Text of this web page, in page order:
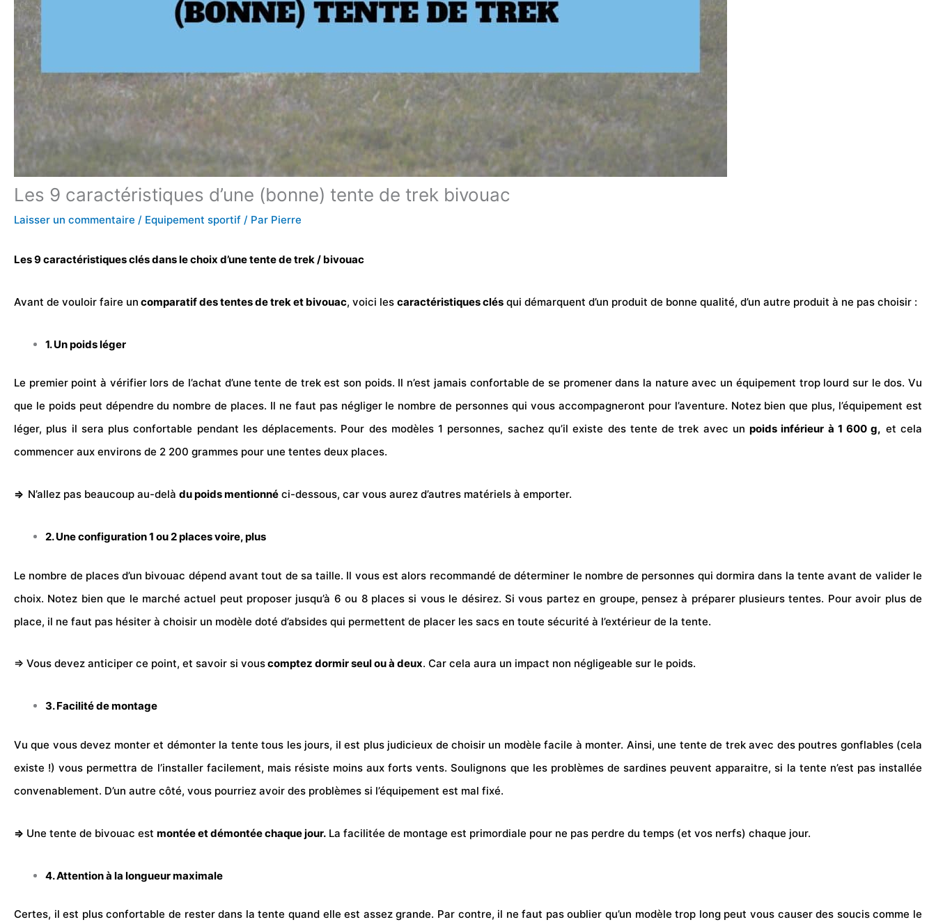
Les 9 caractéristiques d’une (bonne) tente de trek bivouac
Laisser un commentaire / Equipement sportif / Par Pierre
Les 9 caractéristiques clés dans le choix d’une tente de trek / bivouac
Avant de vouloir faire un comparatif des tentes detreket bivouac, voici les caractéristiques clés qui démarquent d’un produit de bonne qualité, d’un autre produit à ne pas choisir :
1. Un poids léger
Le premier point à vérifier lors de l’achat d’une tente de trek est son poids. Il n’est jamais confortable de se promener dans la nature avec un équipement trop lourd sur le dos. Vu
que le poids peut dépendre du nombre de places. Il ne faut pas négliger le nombre de personnes qui vous accompagneront pour l’aventure. Notez bien que plus, l’équipement est
léger, plus il sera plus confortable pendant les déplacements. Pour des modèles 1 personnes, sachez qu’il existe des tente de trek avec unpoids inférieur à 1 600 g, et cela
commencer aux environs de 2 200 grammes pour une tentes deux places.
⇒ N’allez pas beaucoup au-delà du poids mentionné ci-dessous, car vous aurez d’autres matériels à emporter.
2. Une configuration 1 ou 2 places voire, plus
Le nombre de places d’un bivouac dépend avant tout de sa taille. Il vous est alors recommandé de déterminer le nombre de personnes qui dormira dans la tente avant de valider le
choix. Notez bien que le marché actuel peut proposer jusqu’à 6 ou 8 places si vous le désirez. Si vous partez en groupe, pensez à préparer plusieurs tentes. Pour avoir plus de
place, il ne faut pas hésiter à choisir un modèle doté d’absides qui permettent de placer les sacs en toute sécurité à l’extérieur de la tente.
⇒ Vous devez anticiper ce point, et savoir si vouscomptez dormir seul ou à deux. Car cela aura un impact non négligeable sur le poids.
3. Facilité de montage
Vu que vous devez monter et démonter la tente tous les jours, il est plus judicieux de choisir un modèle facile à monter. Ainsi, une tente de trek avec des poutres gonflables(cela
existe !) vous permettra de l’installer facilement, mais résiste moins aux forts vents. Soulignons que les problèmes de sardines peuvent apparaitre, si la tente n’est pas installée
convenablement. D’un autre côté, vous pourriez avoir des problèmes si l’équipement est mal fixé.
⇒ Une tente de bivouac est montée et démontée chaque jour. La facilitée de montage est primordiale pour ne pas perdre du temps (et vos nerfs) chaque jour.
4. Attention à la longueur maximale
Certes, il est plus confortable de rester dans la tente quand elle est assez grande. Par contre, il ne faut pas oublier qu’un modèle trop long peut vous causer des soucis comme le